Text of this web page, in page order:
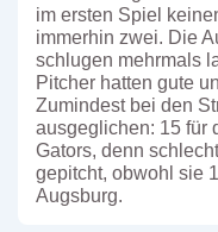
im ersten Spiel
immerhin zwei. Die
schlugen mehrmals
Pitcher hatten gute
Zumindest bei den
ausgeglichen: 15 für
Gators, denn
gepitcht, obwohl sie
Augsburg.